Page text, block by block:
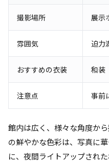
撮影場所 展示
雰囲気 迫力
おすすめの衣装 和装
注意点 事前
館内は広く、様々な角度か
の鮮やかな色彩は、写真に
に、夜間ライトアップされ